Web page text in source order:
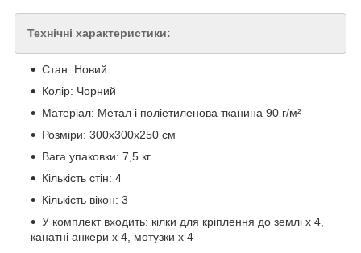
Технічні характеристики:
Стан: Новий
Колір: Чорний
Матеріал: Метал і поліетиленова тканина 90 г/м²
Розміри: 300x300x250 см
Вага упаковки: 7,5 кг
Кількість стін: 4
Кількість вікон: 3
У комплект входить: кілки для кріплення до землі x 4,
канатні анкери x 4, мотузки x 4